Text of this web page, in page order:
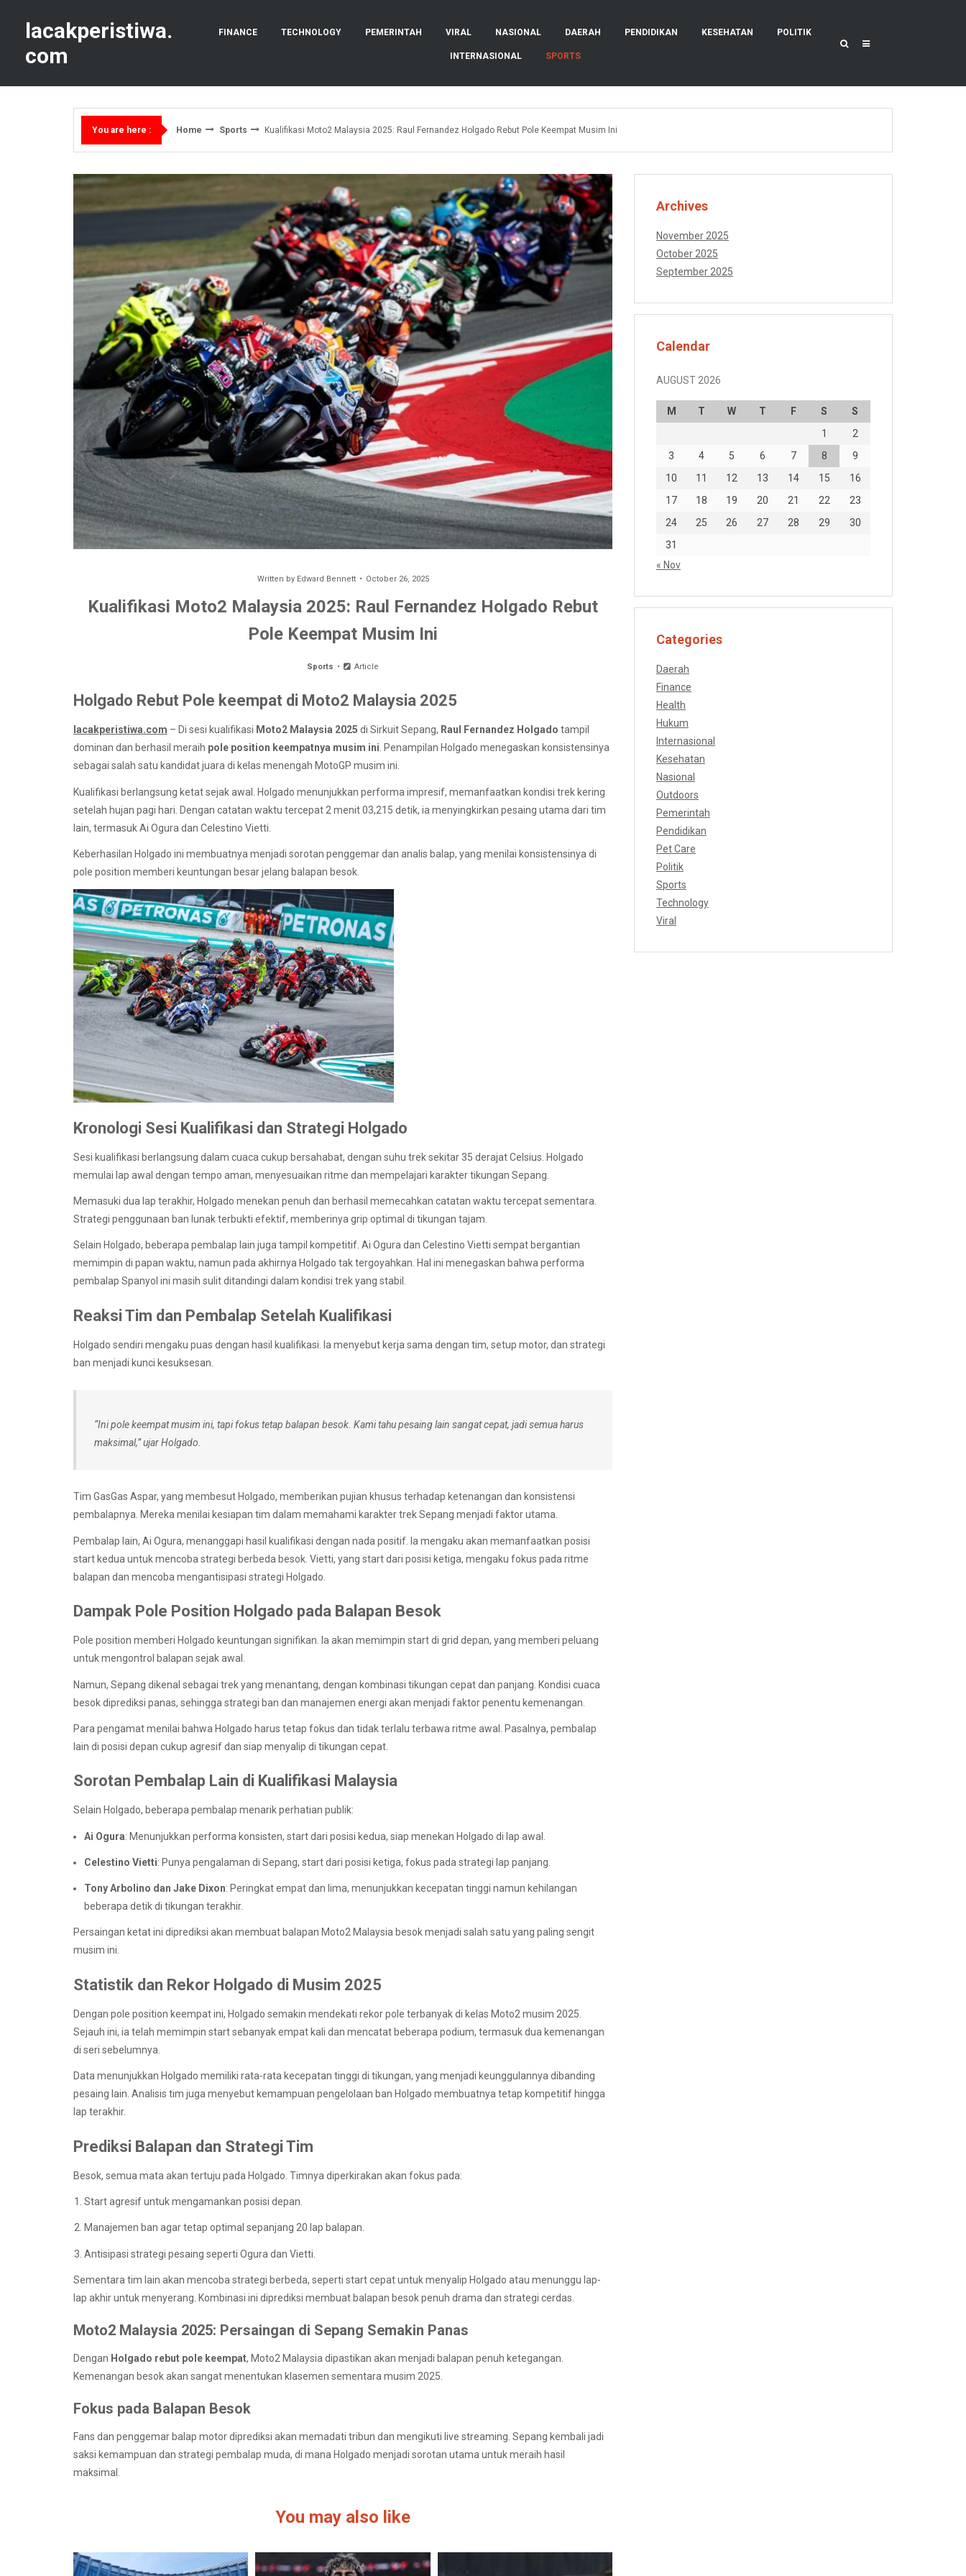
contentlacakperistiwa.
com
FINANCE TECHNOLOGY PEMERINTAH VIRAL NASIONAL DAERAH PENDIDIKAN KESEHATAN POLITIK
INTERNASIONAL SPORTS
You are here : Home Sports Kualifikasi Moto2 Malaysia 2025: Raul Fernandez Holgado Rebut Pole Keempat Musim Ini
Written by Edward Bennett October 26, 2025
Kualifikasi Moto2 Malaysia 2025: Raul Fernandez Holgado Rebut
Pole Keempat Musim Ini
Sports Article
Holgado Rebut Pole keempat di Moto2 Malaysia 2025
lacakperistiwa.com – Di sesi kualifikasi Moto2 Malaysia 2025 di Sirkuit Sepang, Raul Fernandez Holgado tampil
dominan dan berhasil meraih pole position keempatnya musim ini. Penampilan Holgado menegaskan konsistensinya
sebagai salah satu kandidat juara di kelas menengah MotoGP musim ini.
Kualifikasi berlangsung ketat sejak awal. Holgado menunjukkan performa impresif, memanfaatkan kondisi trek kering
setelah hujan pagi hari. Dengan catatan waktu tercepat 2 menit 03,215 detik, ia menyingkirkan pesaing utama dari tim
lain, termasuk Ai Ogura dan Celestino Vietti.
Keberhasilan Holgado ini membuatnya menjadi sorotan penggemar dan analis balap, yang menilai konsistensinya di
pole position memberi keuntungan besar jelang balapan besok.
Kronologi Sesi Kualifikasi dan Strategi Holgado
Sesi kualifikasi berlangsung dalam cuaca cukup bersahabat, dengan suhu trek sekitar 35 derajat Celsius. Holgado
memulai lap awal dengan tempo aman, menyesuaikan ritme dan mempelajari karakter tikungan Sepang.
Memasuki dua lap terakhir, Holgado menekan penuh dan berhasil memecahkan catatan waktu tercepat sementara.
Strategi penggunaan ban lunak terbukti efektif, memberinya grip optimal di tikungan tajam.
Selain Holgado, beberapa pembalap lain juga tampil kompetitif. Ai Ogura dan Celestino Vietti sempat bergantian
memimpin di papan waktu, namun pada akhirnya Holgado tak tergoyahkan. Hal ini menegaskan bahwa performa
pembalap Spanyol ini masih sulit ditandingi dalam kondisi trek yang stabil.
Reaksi Tim dan Pembalap Setelah Kualifikasi
Holgado sendiri mengaku puas dengan hasil kualifikasi. Ia menyebut kerja sama dengan tim, setup motor, dan strategi
ban menjadi kunci kesuksesan.
“Ini pole keempat musim ini, tapi fokus tetap balapan besok. Kami tahu pesaing lain sangat cepat, jadi semua harus
maksimal,” ujar Holgado.
Tim GasGas Aspar, yang membesut Holgado, memberikan pujian khusus terhadap ketenangan dan konsistensi
pembalapnya. Mereka menilai kesiapan tim dalam memahami karakter trek Sepang menjadi faktor utama.
Pembalap lain, Ai Ogura, menanggapi hasil kualifikasi dengan nada positif. Ia mengaku akan memanfaatkan posisi
start kedua untuk mencoba strategi berbeda besok. Vietti, yang start dari posisi ketiga, mengaku fokus pada ritme
balapan dan mencoba mengantisipasi strategi Holgado.
Dampak Pole Position Holgado pada Balapan Besok
Pole position memberi Holgado keuntungan signifikan. Ia akan memimpin start di grid depan, yang memberi peluang
untuk mengontrol balapan sejak awal.
Namun, Sepang dikenal sebagai trek yang menantang, dengan kombinasi tikungan cepat dan panjang. Kondisi cuaca
besok diprediksi panas, sehingga strategi ban dan manajemen energi akan menjadi faktor penentu kemenangan.
Para pengamat menilai bahwa Holgado harus tetap fokus dan tidak terlalu terbawa ritme awal. Pasalnya, pembalap
lain di posisi depan cukup agresif dan siap menyalip di tikungan cepat.
Sorotan Pembalap Lain di Kualifikasi Malaysia
Selain Holgado, beberapa pembalap menarik perhatian publik:
Ai Ogura: Menunjukkan performa konsisten, start dari posisi kedua, siap menekan Holgado di lap awal.
Celestino Vietti: Punya pengalaman di Sepang, start dari posisi ketiga, fokus pada strategi lap panjang.
Tony Arbolino dan Jake Dixon: Peringkat empat dan lima, menunjukkan kecepatan tinggi namun kehilangan
beberapa detik di tikungan terakhir.
Persaingan ketat ini diprediksi akan membuat balapan Moto2 Malaysia besok menjadi salah satu yang paling sengit
musim ini.
Statistik dan Rekor Holgado di Musim 2025
Dengan pole position keempat ini, Holgado semakin mendekati rekor pole terbanyak di kelas Moto2 musim 2025.
Sejauh ini, ia telah memimpin start sebanyak empat kali dan mencatat beberapa podium, termasuk dua kemenangan
di seri sebelumnya.
Data menunjukkan Holgado memiliki rata-rata kecepatan tinggi di tikungan, yang menjadi keunggulannya dibanding
pesaing lain. Analisis tim juga menyebut kemampuan pengelolaan ban Holgado membuatnya tetap kompetitif hingga
lap terakhir.
Prediksi Balapan dan Strategi Tim
Besok, semua mata akan tertuju pada Holgado. Timnya diperkirakan akan fokus pada:
Start agresif untuk mengamankan posisi depan.
Manajemen ban agar tetap optimal sepanjang 20 lap balapan.
Antisipasi strategi pesaing seperti Ogura dan Vietti.
Sementara tim lain akan mencoba strategi berbeda, seperti start cepat untuk menyalip Holgado atau menunggu lap-
lap akhir untuk menyerang. Kombinasi ini diprediksi membuat balapan besok penuh drama dan strategi cerdas.
Moto2 Malaysia 2025: Persaingan di Sepang Semakin Panas
Dengan Holgado rebut pole keempat, Moto2 Malaysia dipastikan akan menjadi balapan penuh ketegangan.
Kemenangan besok akan sangat menentukan klasemen sementara musim 2025.
Fokus pada Balapan Besok
Fans dan penggemar balap motor diprediksi akan memadati tribun dan mengikuti live streaming. Sepang kembali jadi
saksi kemampuan dan strategi pembalap muda, di mana Holgado menjadi sorotan utama untuk meraih hasil
maksimal.
You may also like
Archives
November 2025
October 2025
September 2025
Calendar
AUGUST 2026
M T W T F S
S
1
2
3
4 5 6 7 8
9
10
11 12 13 14 15
16
17
18 19 20 21 22
23
24
25 26 27 28 29
30
31
« Nov
Categories
Daerah
Finance
Health
Hukum
Internasional
Kesehatan
Nasional
Outdoors
Pemerintah
Pendidikan
Pet Care
Politik
Sports
Technology
Viral